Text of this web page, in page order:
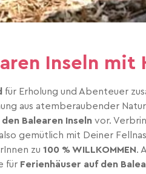
Inseln mit
für Erholung und Abenteuer
aus atemberaubender
Balearen Inseln vor.
gemütlich mit Deiner
zu 100 % WILLKOMMEN.
für Ferienhäuser auf den